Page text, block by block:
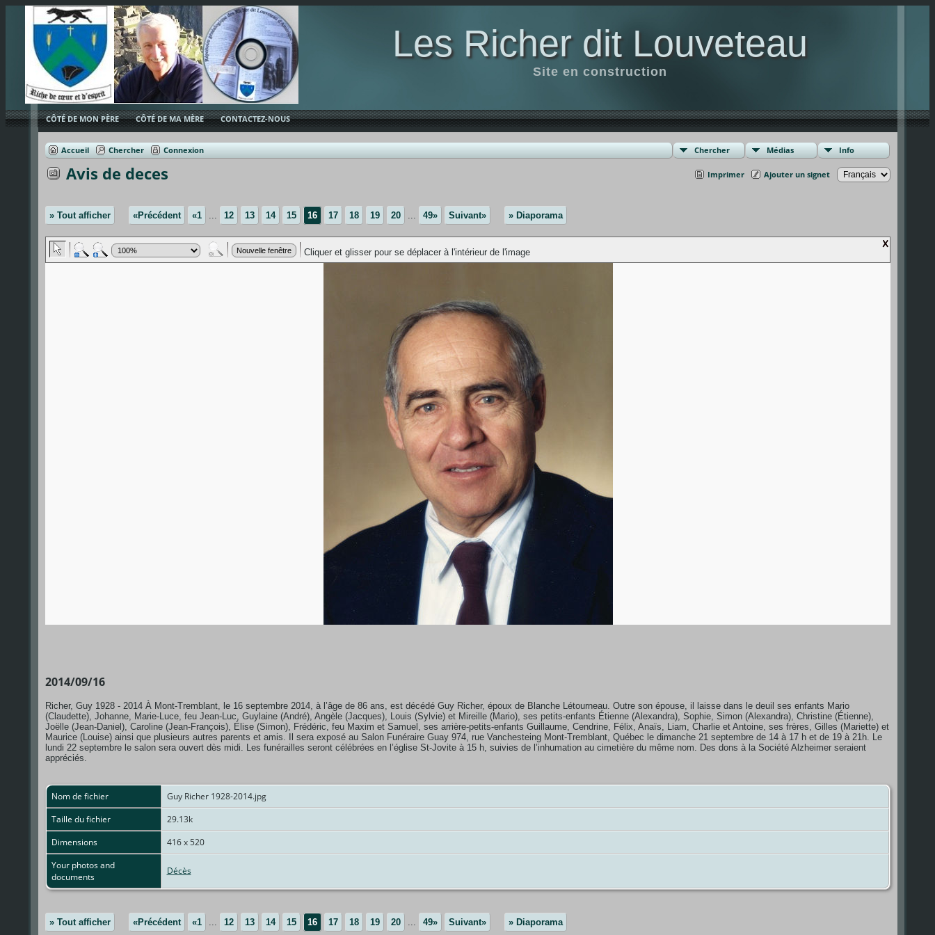
Les Richer dit Louveteau
Site en construction
CÔTÉ DE MON PÈRE CÔTÉ DE MA MÈRE CONTACTEZ-NOUS
Chercher Médias Info
Accueil Chercher Connexion
Imprimer Ajouter un signet
Avis de deces
» Tout afficher «Précédent «1 ... 12 13 14 15 16 17 18 19 20 ... 49» Suivant» » Diaporama
2014/09/16
Richer, Guy 1928 - 2014 À Mont-Tremblant, le 16 septembre 2014, à l’âge de 86 ans, est décédé Guy Richer, époux de Blanche Létourneau. Outre son épouse, il laisse dans le deuil ses enfants Mario
(Claudette), Johanne, Marie-Luce, feu Jean-Luc, Guylaine (André), Angèle (Jacques), Louis (Sylvie) et Mireille (Mario), ses petits-enfants Étienne (Alexandra), Sophie, Simon (Alexandra), Christine (Étienne),
Joëlle (Jean-Daniel), Caroline (Jean-François), Élise (Simon), Frédéric, feu Maxim et Samuel, ses arrière-petits-enfants Guillaume, Cendrine, Félix, Anaïs, Liam, Charlie et Antoine, ses frères, Gilles (Mariette) et
Maurice (Louise) ainsi que plusieurs autres parents et amis. Il sera exposé au Salon Funéraire Guay 974, rue Vanchesteing Mont-Tremblant, Québec le dimanche 21 septembre de 14 à 17 h et de 19 à 21h. Le
lundi 22 septembre le salon sera ouvert dès midi. Les funérailles seront célébrées en l’église St-Jovite à 15 h, suivies de l’inhumation au cimetière du même nom. Des dons à la Société Alzheimer seraient
appréciés.
Nom de fichier
Guy Richer 1928-2014.jpg
Taille du fichier
29.13k
Dimensions
416 x 520
Your photos and
documents
Décès
» Tout afficher «Précédent «1 ... 12 13 14 15 16 17 18 19 20 ... 49» Suivant» » Diaporama